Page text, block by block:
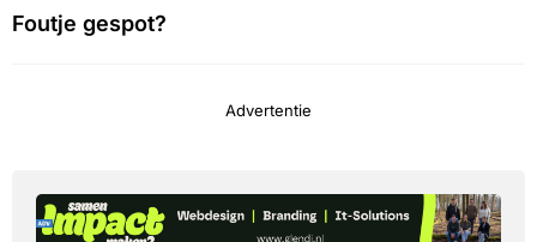
Foutje gespot?
Advertentie